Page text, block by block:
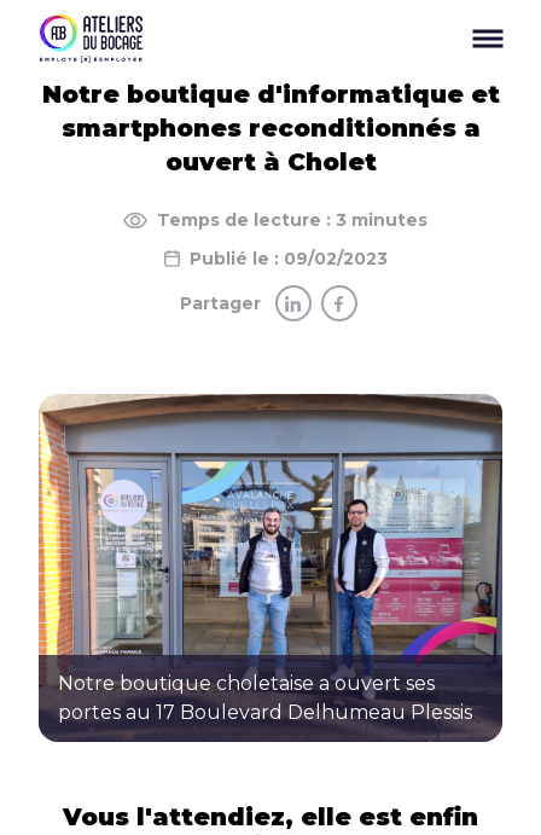
Notre boutique d'informatique et
smartphones reconditionnés a
ouvert à Cholet
Temps de lecture : 3 minutes
Publié le : 09/02/2023
Partager
Notre boutique choletaise a ouvert ses
portes au 17 Boulevard Delhumeau Plessis
Vous l'attendiez, elle est enfin
Panneau de gestion des cookies